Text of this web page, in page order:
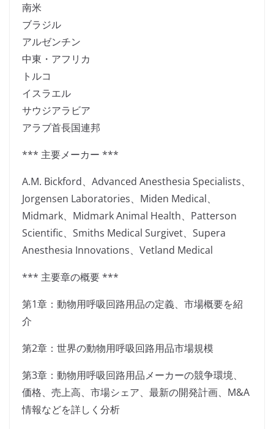
南米
ブラジル
アルゼンチン
中東・アフリカ
トルコ
イスラエル
サウジアラビア
アラブ首長国連邦
*** 主要メーカー ***
A.M. Bickford、Advanced Anesthesia Specialists、
Jorgensen Laboratories、Miden Medical、
Midmark、Midmark Animal Health、Patterson
Scientific、Smiths Medical Surgivet、Supera
Anesthesia Innovations、Vetland Medical
*** 主要章の概要 ***
第1章：動物用呼吸回路用品の定義、市場概要を紹
介
第2章：世界の動物用呼吸回路用品市場規模
第3章：動物用呼吸回路用品メーカーの競争環境、
価格、売上高、市場シェア、最新の開発計画、M&A
情報などを詳しく分析